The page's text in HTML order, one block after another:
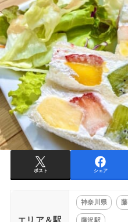
ポスト シェア
神奈川県
藤沢駅